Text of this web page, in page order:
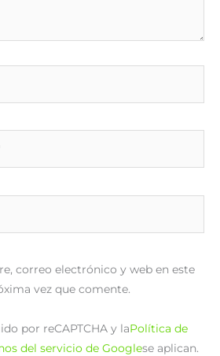
correo electrónico y web en este
vez que comente.
por reCAPTCHA y laPolítica de
del servicio de Googlese aplican.